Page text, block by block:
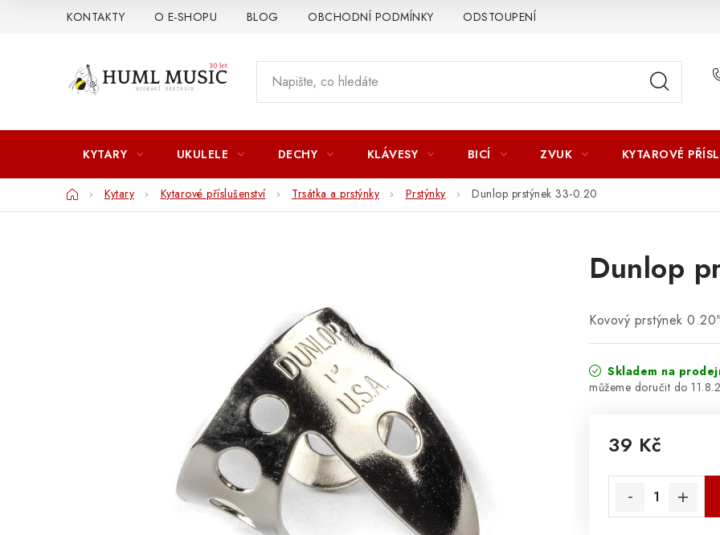
KONTAKTY O E-SHOPU BLOG OBCHODNÍ PODMÍNKY ODSTOUPENÍ OD SMLOUVY ZÁSADY
KYTARY UKULELE DECHY KLÁVESY BICÍ ZVUK KYTAROVÉ
DomůKytary Kytarové příslušenství Trsátka a prstýnky Prstýnky Dunlop prstýnek 33-0.20
Dunlop
Kovový prstýnek
Skladem na
39 Kč